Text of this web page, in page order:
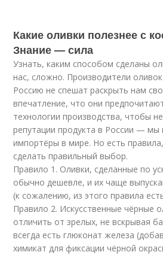
Какие оливки полезнее с
Знание — сила
Узнать, каким способом сделаны
нас, сложно. Производители
Россию не спешат раскрыть нам
впечатление, что они
технологии производства, чтобы
репутации продукта в России — мы
импортёры в мире. Но есть
сделать правильный выбор.
Правило 1. Оливки, сделанные по
обычно дешевле, и их чаще
(к сожалению, из этого правила
Правило 2. Искусственные чёрные
отличить от зрелых, не вскрывая
всегда есть глюконат железа
химикат для фиксации чёрной